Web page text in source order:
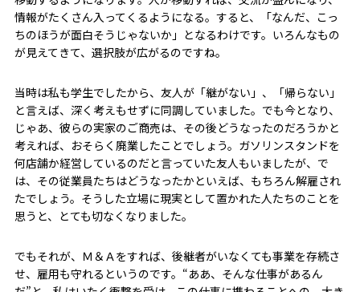
情報がたくさん入ってくるようになる。すると、「なんだ、こっ
ちのほうが面白そうじゃないか」となるわけです。いろんなもの
が見えてきて、選択肢が広がるのですね。
当時は私も学生でしたから、友人が「継がない」、「帰らない」
と言えば、深く考えもせずに同調していました。でも今となり、
じゃあ、彼らの実家のご商売は、その後どうなったのだろうかと
考えれば、おそらく廃業したことでしょう。ガソリンスタンドを
何店舗か経営しているのだと言っていた友人もいましたが、で
は、その従業員たちはどうなったかといえば、もちろん解雇され
たでしょう。そうした立場に現実として置かれた人たちのことを
思うと、とても切なくなりました。
でもそれが、Ｍ＆Ａをすれば、後継者がいなくても事業を存続さ
せ、雇用も守れるというのです。“ああ、そんな仕事があるん